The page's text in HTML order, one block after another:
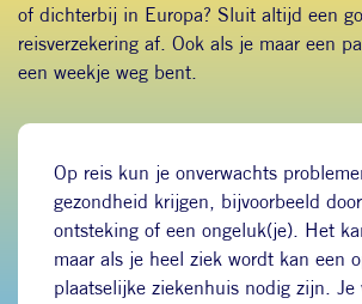
of dichterbij in Europa? Sluit altijd een
reisverzekering af. Ook als je maar een
een weekje weg bent.
Op reis kun je onverwachts
gezondheid krijgen, bijvoorbeeld
ontsteking of een ongeluk(je). Het
maar als je heel ziek wordt kan een
plaatselijke ziekenhuis nodig zijn. Je